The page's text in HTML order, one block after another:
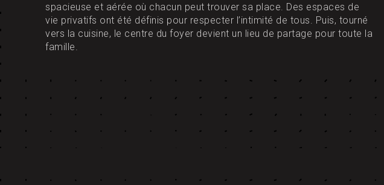
spacieuse et aérée où chacun peut trouver sa place. Des espaces de
vie privatifs ont été définis pour respecter l’intimité de tous. Puis, tourné
vers la cuisine, le centre du foyer devient un lieu de partage pour toute la
famille.